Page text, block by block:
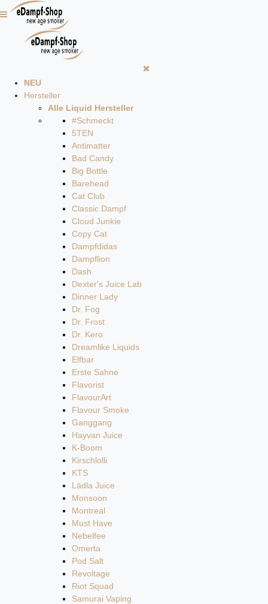
NEU
Hersteller
Alle Liquid Hersteller
#Schmeckt
5TEN
Antimatter
Bad Candy
Big Bottle
Barehead
Cat Club
Classic Dampf
Cloud Junkie
Copy Cat
Dampfdidas
Dampflion
Dash
Dexter's Juice Lab
Dinner Lady
Dr. Fog
Dr. Frost
Dr. Kero
Dreamlike Liquids
Elfbar
Erste Sahne
Flavorist
FlavourArt
Flavour Smoke
Ganggang
Hayvan Juice
K-Boom
Kirschlolli
KTS
Lädla Juice
Monsoon
Montreal
Must Have
Nebelfee
Omerta
Pod Salt
Revoltage
Riot Squad
Samurai Vaping